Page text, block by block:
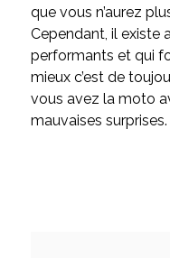
que vous n’aurez
Cependant, il existe
performants et qui
mieux c’est de
vous avez la moto
mauvaises surprises.